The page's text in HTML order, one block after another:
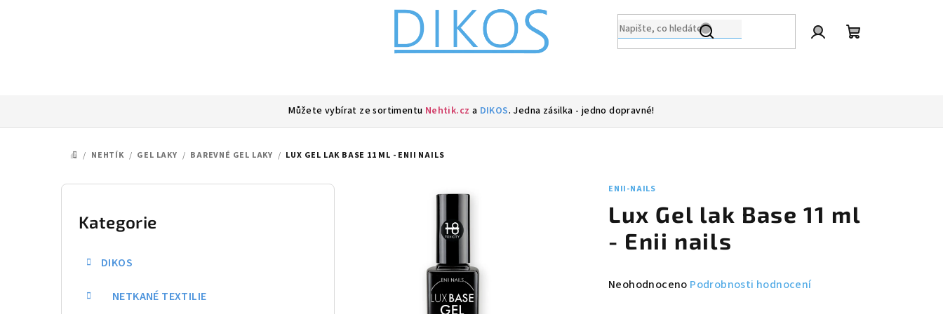
Můžete vybírat ze sortimentu Nehtik.cz a DIKOS. Jedna zásilka - jedno dopravné!
DOMŮ
/ NEHTÍK / GEL LAKY / BAREVNÉ GEL LAKY / LUX GEL LAK BASE 11 ML - ENII NAILS
P
Přeskočit
kategorie
Kategorie
DIKOS
NETKANÉ TEXTILIE
ENII-NAILS
Lux Gel lak Base 11 ml
- Enii nails
Průměrné
Neohodnoceno Podrobnosti hodnocení